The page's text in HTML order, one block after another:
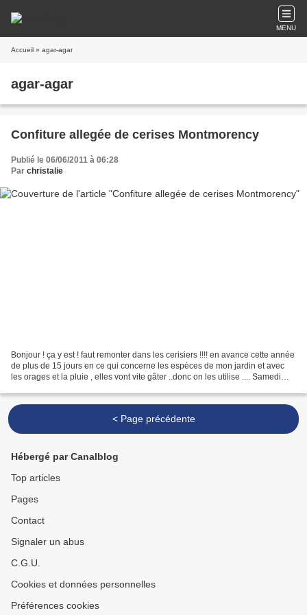
MENU
Accueil » agar-agar
agar-agar
Confiture allegée de cerises Montmorency
Publié le 06/06/2011 à 06:28
Par christalie
Bonjour ! ça y est ! faut remonter dans les cerisiers !!!! en avance cette année
de plus de 15 jours en ce qui concerne les espèces de mon jardin et avec
les orages et la pluie , elles vont vite gâter ..donc on les utilise .... Samedi
< Page précédente
Hébergé par Canalblog
Top articles
Pages
Contact
Signaler un abus
C.G.U.
Cookies et données personnelles
Préférences cookies